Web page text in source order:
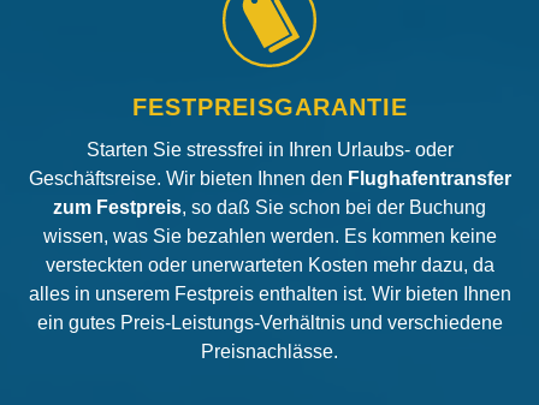
FESTPREISGARANTIE
Starten Sie stressfrei in Ihren Urlaubs- oder
Geschäftsreise. Wir bieten Ihnen den Flughafentransfer
zum Festpreis, so daß Sie schon bei der Buchung
wissen, was Sie bezahlen werden. Es kommen keine
versteckten oder unerwarteten Kosten mehr dazu, da
alles in unserem Festpreis enthalten ist. Wir bieten Ihnen
ein gutes Preis-Leistungs-Verhältnis und verschiedene
Preisnachlässe.